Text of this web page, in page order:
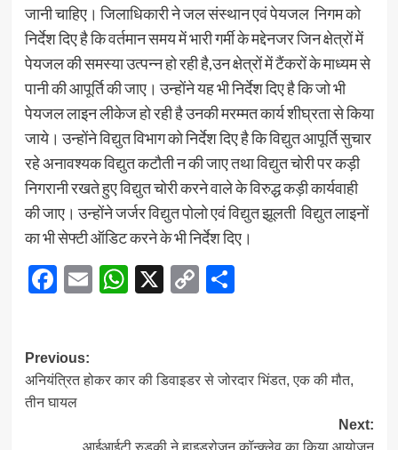
जानी चाहिए। जिलाधिकारी ने जल संस्थान एवं पेयजल निगम को
निर्देश दिए है कि वर्तमान समय में भारी गर्मी के मद्देनजर जिन क्षेत्रों में
पेयजल की समस्या उत्पन्न हो रही है,उन क्षेत्रों में टैंकरों के माध्यम से
पानी की आपूर्ति की जाए। उन्होंने यह भी निर्देश दिए है कि जो भी
पेयजल लाइन लीकेज हो रही है उनकी मरम्मत कार्य शीघ्रता से किया
जाये। उन्होंने विद्युत विभाग को निर्देश दिए है कि विद्युत आपूर्ति सुचार
रहे अनावश्यक विद्युत कटौती न की जाए तथा विद्युत चोरी पर कड़ी
निगरानी रखते हुए विद्युत चोरी करने वाले के विरुद्ध कड़ी कार्यवाही
की जाए। उन्होंने जर्जर विद्युत पोलो एवं विद्युत झूलती विद्युत लाइनों
का भी सेफ्टी ऑडिट करने के भी निर्देश दिए।
Facebook
EmailWhatsApp
X CopyShare
Post
navigation
Previous:
अनियंत्रित होकर कार की डिवाइडर से जोरदार भिंडत, एक की मौत,
तीन घायल
Next:
आईआईटी रुड़की ने हाइड्रोजन कॉन्क्लेव का किया आयोजन